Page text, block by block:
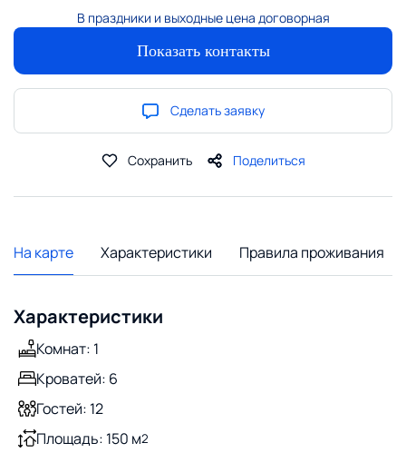
В праздники и выходные цена договорная
Показать контакты
Сделать заявку
Сохранить Поделиться
На карте Характеристики Правила проживания
Характеристики
Комнат: 1
Кроватей: 6
Гостей: 12
Площадь: 150 м2